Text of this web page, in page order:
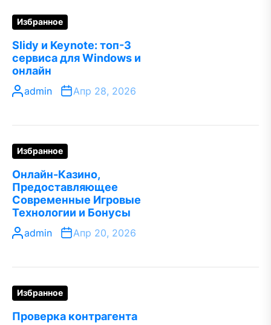
Избранное
Slidy и Keynote: топ-3
сервиса для Windows и
онлайн
admin Апр 28, 2026
Избранное
Онлайн-Казино,
Предоставляющее
Современные Игровые
Технологии и Бонусы
admin Апр 20, 2026
Избранное
Проверка контрагента